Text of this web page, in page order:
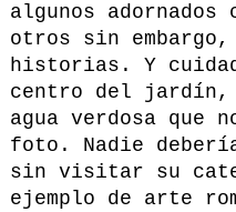
algunos
otros sin
historias. Y
centro del
agua verdosa que
foto. Nadie
sin visitar su
ejemplo de arte